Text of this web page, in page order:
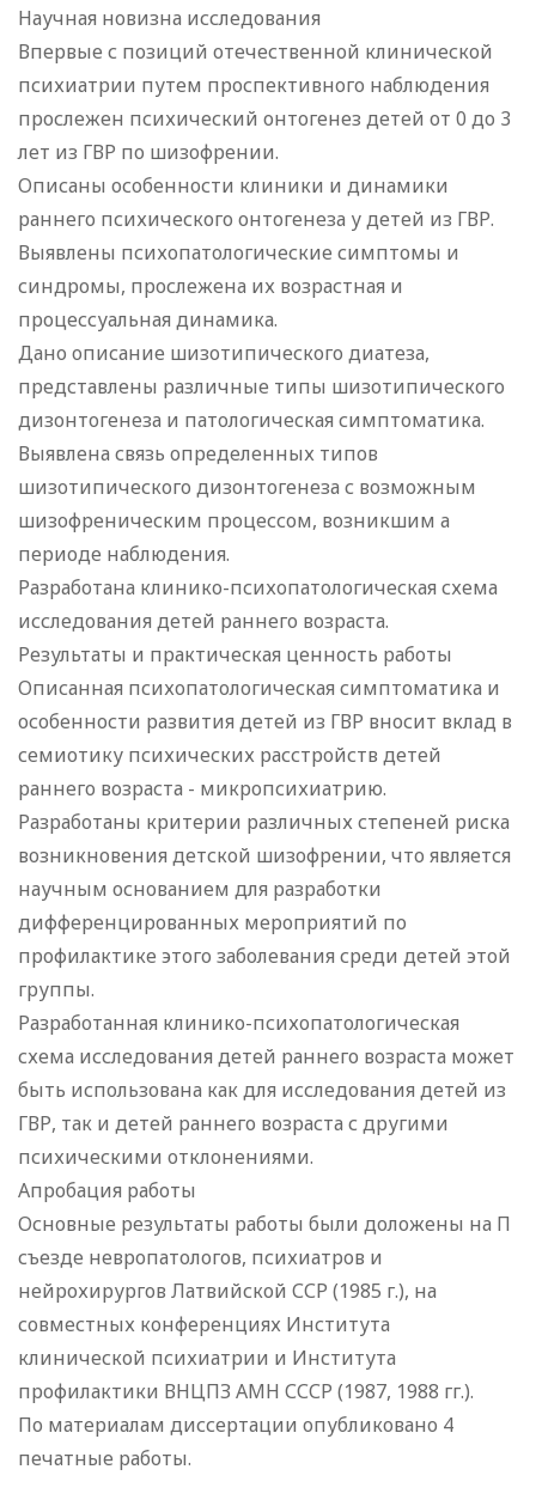
Научная новизна исследования
Впервые с позиций отечественной клинической
психиатрии путем проспективного наблюдения
прослежен психический онтогенез детей от 0 до 3
лет из ГВР по шизофрении.
Описаны особенности клиники и динамики
раннего психического онтогенеза у детей из ГВР.
Выявлены психопатологические симптомы и
синдромы, прослежена их возрастная и
процессуальная динамика.
Дано описание шизотипического диатеза,
представлены различные типы шизотипического
дизонтогенеза и патологическая симптоматика.
Выявлена связь определенных типов
шизотипического дизонтогенеза с возможным
шизофреническим процессом, возникшим а
периоде наблюдения.
Разработана клинико-психопатологическая схема
исследования детей раннего возраста.
Результаты и практическая ценность работы
Описанная психопатологическая симптоматика и
особенности развития детей из ГВР вносит вклад в
семиотику психических расстройств детей
раннего возраста - микропсихиатрию.
Разработаны критерии различных степеней риска
возникновения детской шизофрении, что является
научным основанием для разработки
дифференцированных мероприятий по
профилактике этого заболевания среди детей этой
группы.
Разработанная клинико-психопатологическая
схема исследования детей раннего возраста может
быть использована как для исследования детей из
ГВР, так и детей раннего возраста с другими
психическими отклонениями.
Апробация работы
Основные результаты работы были доложены на П
съезде невропатологов, психиатров и
нейрохирургов Латвийской ССР (1985 г.), на
совместных конференциях Института
клинической психиатрии и Института
профилактики ВНЦПЗ АМН СССР (1987, 1988 гг.).
По материалам диссертации опубликовано 4
печатные работы.